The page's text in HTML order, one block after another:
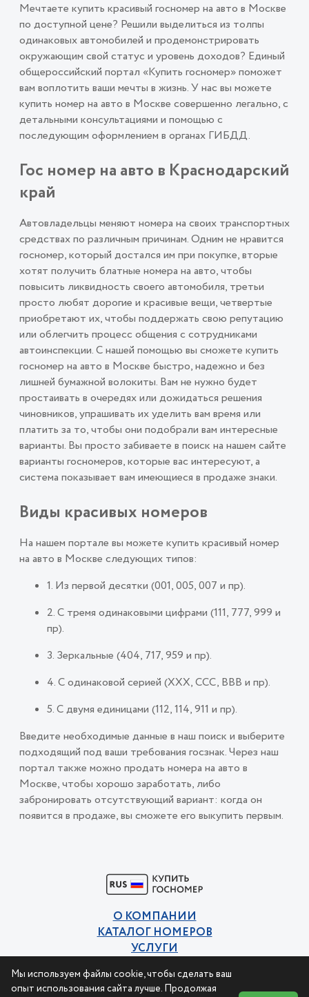
Мечтаете купить красивый госномер на авто в Москве
по доступной цене? Решили выделиться из толпы
одинаковых автомобилей и продемонстрировать
окружающим свой статус и уровень доходов? Единый
общероссийский портал «Купить госномер» поможет
вам воплотить ваши мечты в жизнь. У нас вы можете
купить номер на авто в Москве совершенно легально, с
детальными консультациями и помощью с
последующим оформлением в органах ГИБДД.
Гос номер на авто в Краснодарский
край
Автовладельцы меняют номера на своих транспортных
средствах по различным причинам. Одним не нравится
госномер, который достался им при покупке, вторые
хотят получить блатные номера на авто, чтобы
повысить ликвидность своего автомобиля, третьи
просто любят дорогие и красивые вещи, четвертые
приобретают их, чтобы поддержать свою репутацию
или облегчить процесс общения с сотрудниками
автоинспекции. С нашей помощью вы сможете купить
госномер на авто в Москве быстро, надежно и без
лишней бумажной волокиты. Вам не нужно будет
простаивать в очередях или дожидаться решения
чиновников, упрашивать их уделить вам время или
платить за то, чтобы они подобрали вам интересные
варианты. Вы просто забиваете в поиск на нашем сайте
варианты госномеров, которые вас интересуют, а
система показывает вам имеющиеся в продаже знаки.
Виды красивых номеров
На нашем портале вы можете купить красивый номер
на авто в Москве следующих типов:
1. Из первой десятки (001, 005, 007 и пр).
2. С тремя одинаковыми цифрами (111, 777, 999 и
пр).
3. Зеркальные (404, 717, 959 и пр).
4. С одинаковой серией (ХХХ, ССС, ВВВ и пр).
5. С двумя единицами (112, 114, 911 и пр).
Введите необходимые данные в наш поиск и выберите
подходящий под ваши требования госзнак. Через наш
портал также можно продать номера на авто в
Москве, чтобы хорошо заработать, либо
забронировать отсутствующий вариант: когда он
появится в продаже, вы сможете его выкупить первым.
Мы используем файлы cookie, чтобы сделать ваш
опыт использования сайта лучше. Продолжая
О КОМПАНИИ
КАТАЛОГ НОМЕРОВ
УСЛУГИ
Политика конфиденциальности